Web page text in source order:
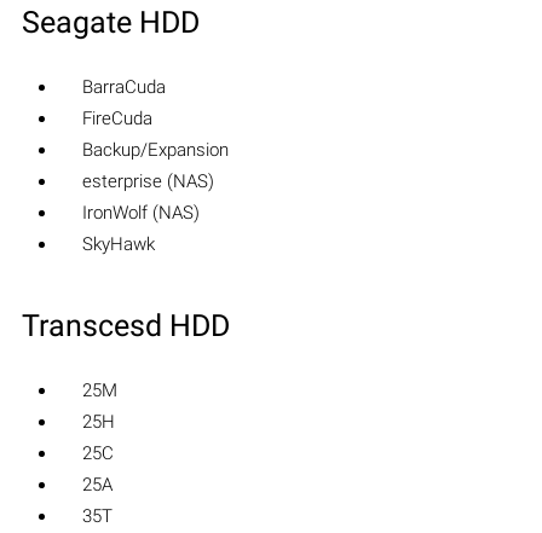
Seagate HDD
BarraCuda
FireCuda
Backup/Expansion
esterprise (NAS)
IronWolf (NAS)
SkyHawk
Transcesd HDD
25M
25H
25C
25A
35T